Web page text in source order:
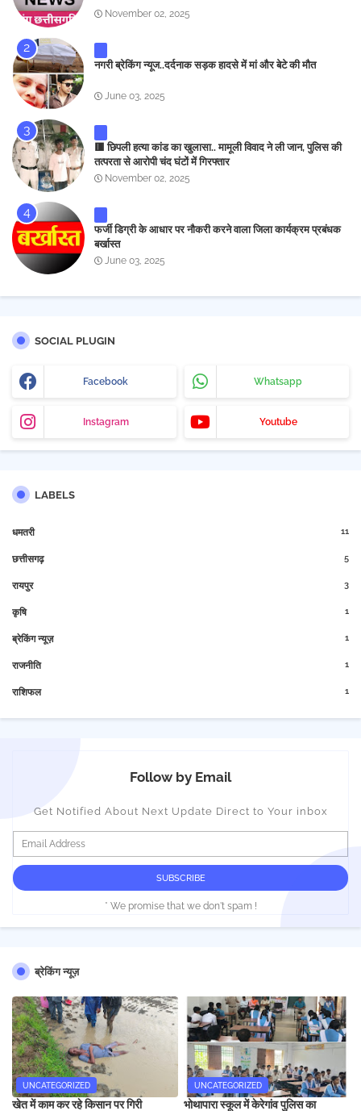
November 02, 2025
नगरी ब्रेकिंग न्यूज..दर्दनाक सड़क हादसे में मां और बेटे की मौत
June 03, 2025
🟥 छिपली हत्या कांड का खुलासा.. मामूली विवाद ने ली जान, पुलिस की
तत्परता से आरोपी चंद घंटों में गिरफ्तार
November 02, 2025
फर्जी डिग्री के आधार पर नौकरी करने वाला जिला कार्यक्रम प्रबंधक
बर्खास्त
June 03, 2025
SOCIAL PLUGIN
Facebook Whatsapp
Instagram Youtube
LABELS
धमतरी 11
छत्तीसगढ़ 5
रायपुर 3
कृषि 1
ब्रेकिंग न्यूज़ 1
राजनीति 1
राशिफल 1
Follow by Email
Get Notified About Next Update Direct to Your inbox
* We promise that we don't spam !
ब्रेकिंग न्यूज़
UNCATEGORIZED
खेत में काम कर रहे किसान पर गिरी
UNCATEGORIZED
भोथापारा स्कूल में केरेगांव पुलिस का